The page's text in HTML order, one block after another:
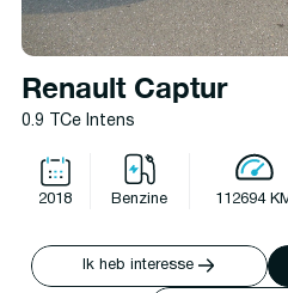
Renault Captur
0.9 TCe Intens
2018 Benzine 112694
Ik heb interesse